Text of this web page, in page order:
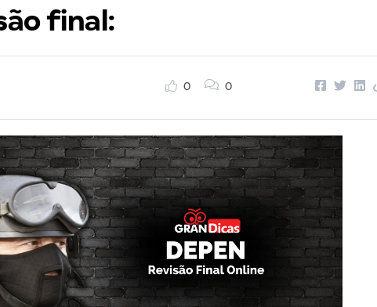
final:
0 0